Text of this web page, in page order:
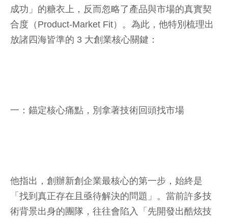
成功」的糖衣上，反而忽略了產品與市場的真實契
合度（Product-Market Fit）。為此，他特別梳理出
放諸四海皆準的 3 大創業核心關鍵：
一：錨定核心痛點，別拿著技術回頭找市場
他指出，創辦新創企業最核心的第一步，始終是
「找到真正存在且亟待解決的問題」。當前許多技
術背景出身的團隊，往往會陷入「先開發出酷炫技